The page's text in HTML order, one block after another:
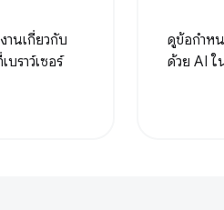
านเกี่ยวกับ
บราว์เซอร์
ดูข้อกําห
ด้วย AI ใ